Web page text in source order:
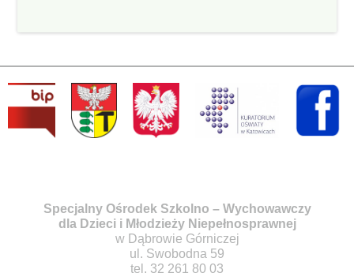
Specjalny Ośrodek Szkolno – Wychowawczy
dla Dzieci i Młodzieży Niepełnosprawnej
w Dąbrowie Górniczej
ul. Swobodna 59
tel. 32 261 80 03